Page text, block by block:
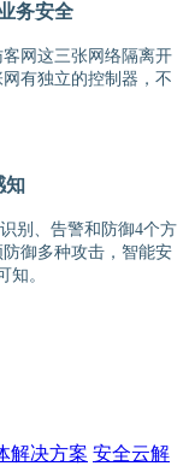
务安全
网这三张网络隔离开
有独立的控制器，不
知
别、告警和防御4个方
御多种攻击，智能安
知。
解决方案 安全云解